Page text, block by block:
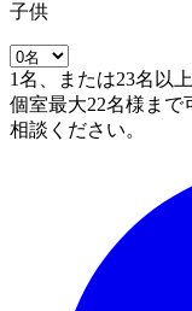
子供
1名、または23名以
個室最大22名様ま
相談ください。